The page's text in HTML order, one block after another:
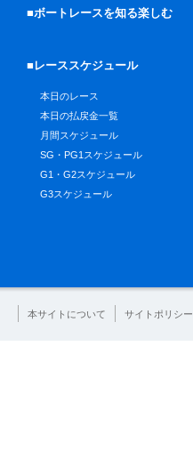
■ボートレースを知る楽しむ
■レーススケジュール
本日のレース
本日の払戻金一覧
月間スケジュール
SG・PG1スケジュール
G1・G2スケジュール
G3スケジュール
本サイトについて サイトポリシー